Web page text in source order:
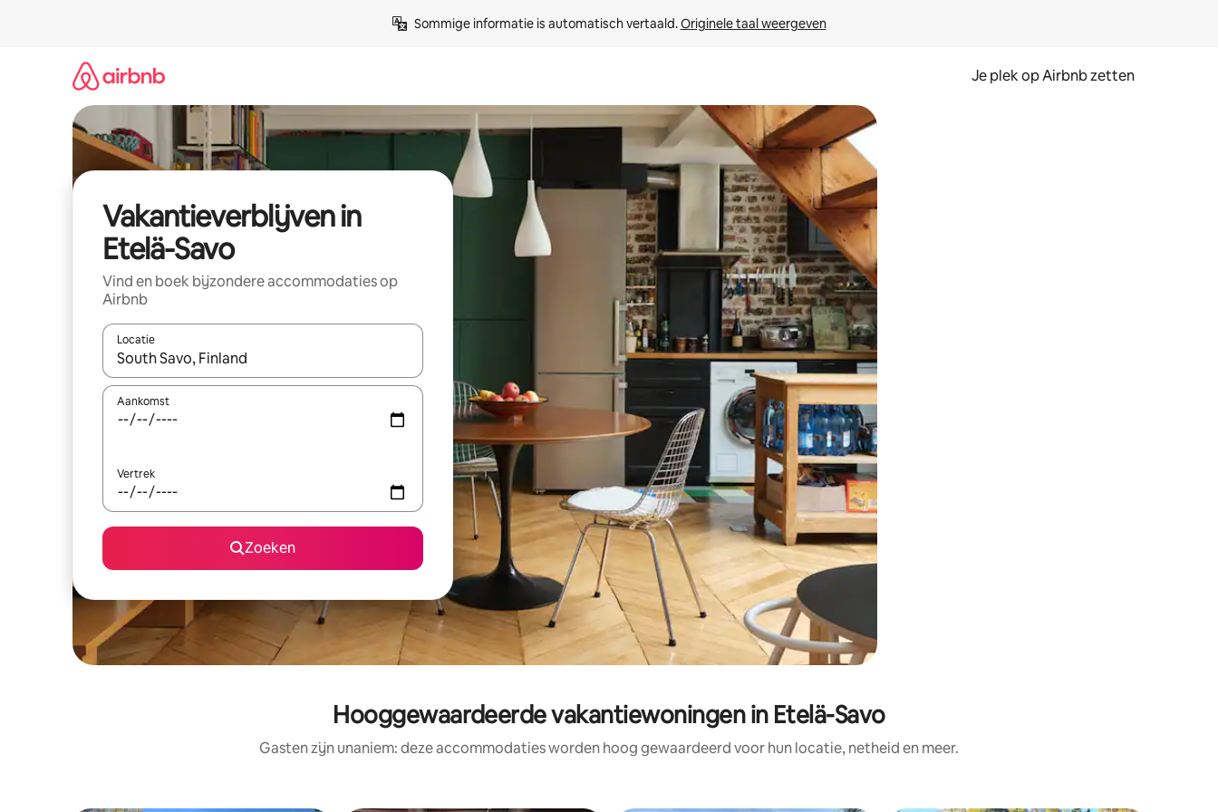
Sommige informatie is automatisch vertaald. Originele taal weergeven
Je plek op Airbnb zetten
Vakantieverblijven in
Etelä-Savo
Vind en boek bijzondere accommodaties op
Airbnb
Locatie
Wanneer er resultaten beschikbaar zijn, maak je een keuze met je de pijltjestoetsen omhoog en omlaag, óf door te tikken of swipen.
Aankomst
Vertrek
Zoeken
Hooggewaardeerde vakantiewoningen in Etelä-Savo
Gasten zijn unaniem: deze accommodaties worden hoog gewaardeerd voor hun locatie, netheid en meer.